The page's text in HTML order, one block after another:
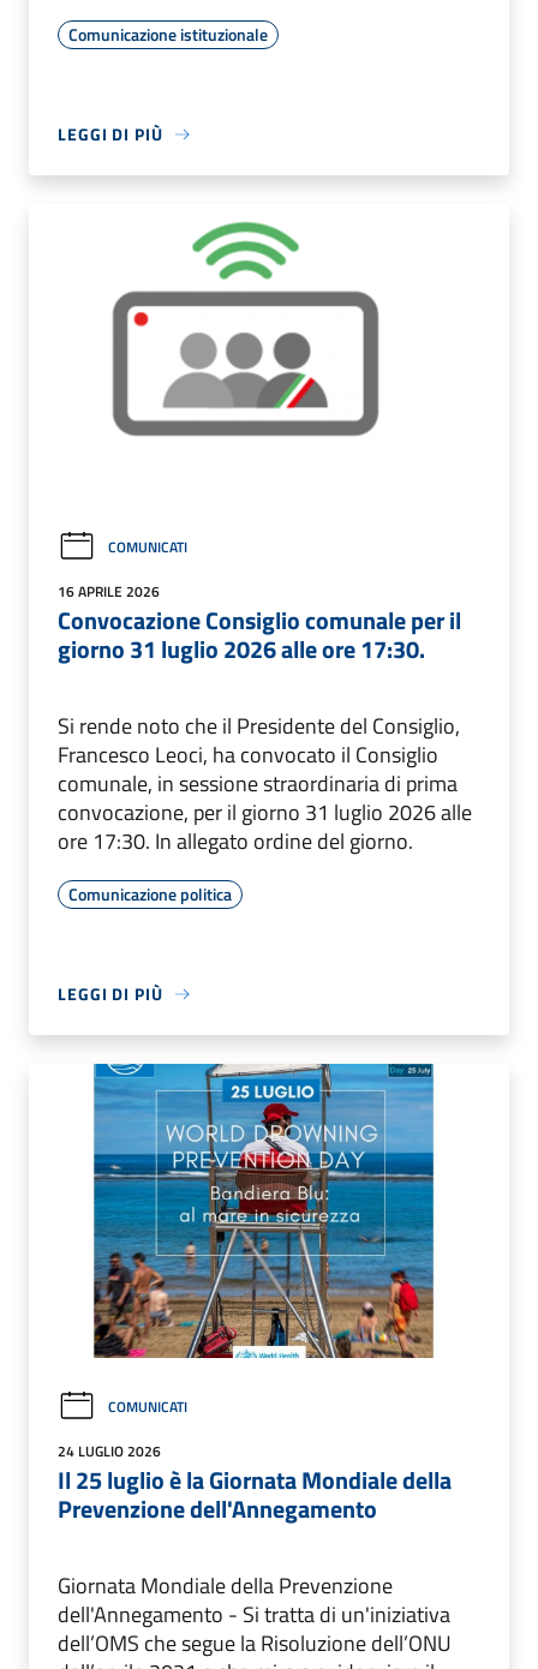
Comunicazione istituzionale
LEGGI DI PIÙ
COMUNICATI
16 APRILE 2026
Convocazione Consiglio comunale per il
giorno 31 luglio 2026 alle ore 17:30.
Si rende noto che il Presidente del Consiglio,
Francesco Leoci, ha convocato il Consiglio
comunale, in sessione straordinaria di prima
convocazione, per il giorno 31 luglio 2026 alle
ore 17:30. In allegato ordine del giorno.
Comunicazione politica
LEGGI DI PIÙ
COMUNICATI
24 LUGLIO 2026
Il 25 luglio è la Giornata Mondiale della
Prevenzione dell'Annegamento
Giornata Mondiale della Prevenzione
dell'Annegamento - Si tratta di un'iniziativa
dell’OMS che segue la Risoluzione dell’ONU